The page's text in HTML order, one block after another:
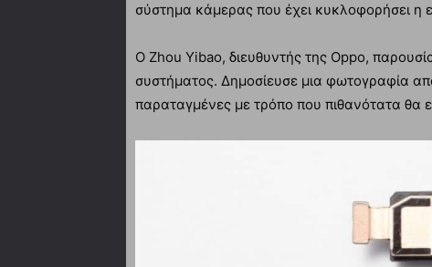
σύστημα κάμερας που έχει κυκλοφορήσει η
Ο Zhou Yibao, διευθυντής της Oppo,
συστήματος. Δημοσίευσε μια φωτογραφία
παραταγμένες με τρόπο που πιθανότατα θα